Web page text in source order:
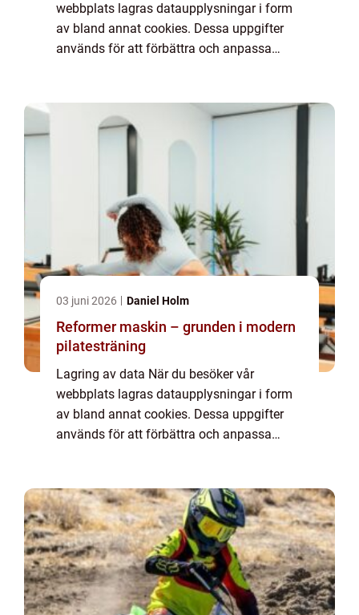
webbplats lagras dataupplysningar i form
av bland annat cookies. Dessa uppgifter
används för att förbättra och anpassa
03 juni 2026 Daniel Holm
Reformer maskin – grunden i modern
pilatesträning
Lagring av data När du besöker vår
webbplats lagras dataupplysningar i form
av bland annat cookies. Dessa uppgifter
används för att förbättra och anpassa
att vi...